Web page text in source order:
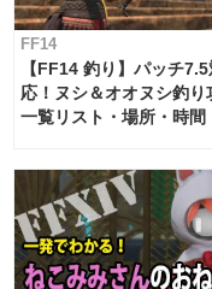
FF14
【FF14 釣り】パッチ
応！ヌシ＆オオヌシ釣り
一覧リスト・場所・時間